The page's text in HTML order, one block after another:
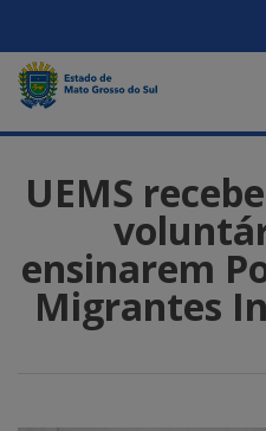
UEMS
ensinarem
Migrantes